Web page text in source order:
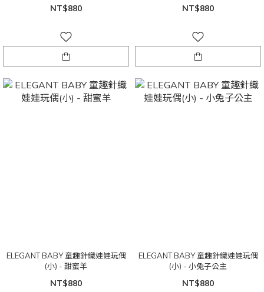
NT$880 NT$880
ELEGANT BABY 童趣針織娃娃玩偶
(小) - 甜蜜羊
NT$880
ELEGANT BABY 童趣針織娃娃玩偶
(小) - 小兔子公主
NT$880